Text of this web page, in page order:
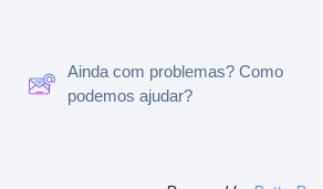
Ainda com problemas? Como
podemos ajudar?